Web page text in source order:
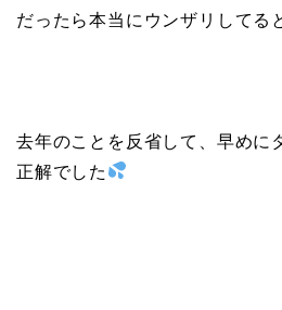
だったら本当にウンザリしてる
去年のことを反省して、早めに
正解でした